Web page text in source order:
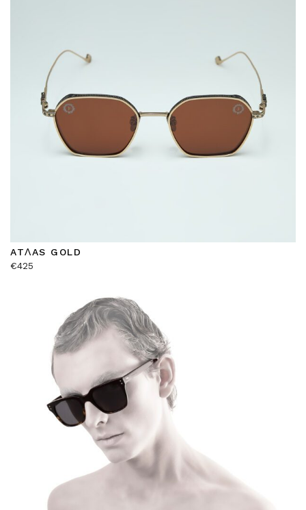
ATΛAS GOLD
€425